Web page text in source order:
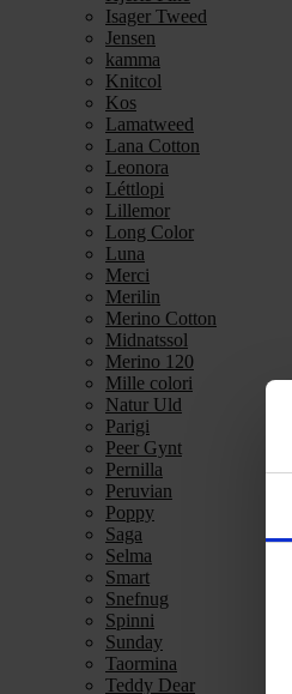
Isager Tweed
Jensen
kamma
Knitcol
Kos
Lamatweed
Lana Cotton
Leonora
Léttlopi
Lillemor
Long Color
Luna
Merci
Merilin
Merino Cotton
Midnatssol
Merino 120
Mille colori
Natur Uld
Parigi
Peer Gynt
Pernilla
Peruvian
Poppy
Saga
Selma
Smart
Snefnug
Spinni
Sunday
Taormina
Teddy Dear